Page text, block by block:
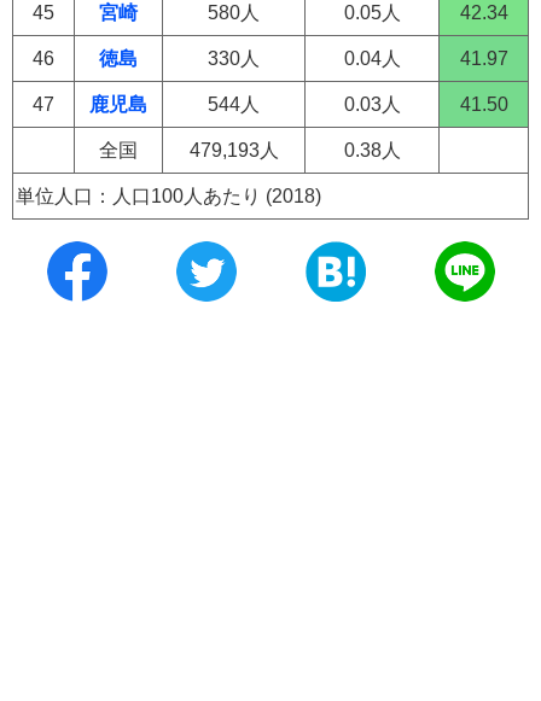
45 宮崎 580人 0.05人 42.34
46 徳島 330人 0.04人 41.97
47 鹿児島 544人 0.03人 41.50
全国 479,193人 0.38人
単位人口：人口100人あたり (2018)